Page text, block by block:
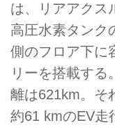
は、リアアクス
高圧水素タンク
側のフロア下に
リーを搭載する
離は621km。そ
約61 kmのEV走